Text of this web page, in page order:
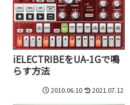
iELECTRIBEをUA-1Gで鳴
らす方法
2010.06.10 2021.07.12